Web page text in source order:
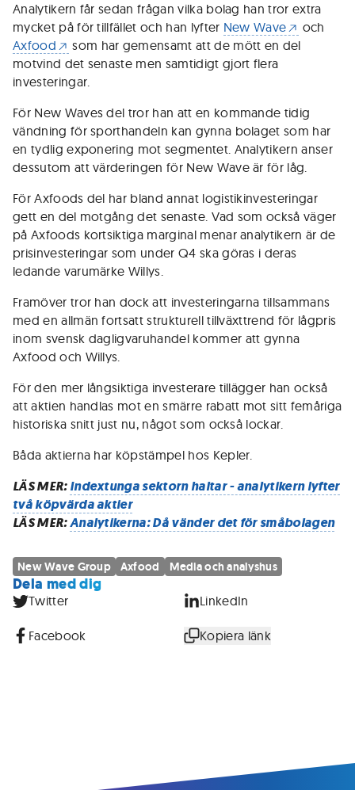
Analytikern får sedan frågan vilka bolag han tror extra
mycket på för tillfället och han lyfter New Wave
och
Axfood
som har gemensamt att de mött en del
motvind det senaste men samtidigt gjort flera
investeringar.
För New Waves del tror han att en kommande tidig
vändning för sporthandeln kan gynna bolaget som har
en tydlig exponering mot segmentet. Analytikern anser
dessutom att värderingen för New Wave är för låg.
För Axfoods del har bland annat logistikinvesteringar
gett en del motgång det senaste. Vad som också väger
på Axfoods kortsiktiga marginal menar analytikern är de
prisinvesteringar som under Q4 ska göras i deras
ledande varumärke Willys.
Framöver tror han dock att investeringarna tillsammans
med en allmän fortsatt strukturell tillväxttrend för lågpris
inom svensk dagligvaruhandel kommer att gynna
Axfood och Willys.
För den mer långsiktiga investerare tillägger han också
att aktien handlas mot en smärre rabatt mot sitt femåriga
historiska snitt just nu, något som också lockar.
Båda aktierna har köpstämpel hos Kepler.
LÄS MER:Indextunga sektorn haltar - analytikern lyfter
två köpvärda aktier
LÄS MER:Analytikerna: Då vänder det för småbolagen
New Wave Group Axfood Media och analyshus
Dela med dig
Twitter LinkedIn
Facebook Kopiera länk